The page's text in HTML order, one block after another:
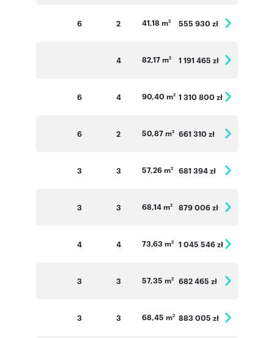
6 2 41,18 m2 555 930 zł
4 82,17 m2 1 191 465 zł
6 4 90,40 m2 1 310 800 zł
6 2 50,87 m2 661 310 zł
3 3 57,26 m2 681 394 zł
3 3 68,14 m2 879 006 zł
4 4 73,63 m2 1 045 546 zł
3 3 57,35 m2 682 465 zł
3 3 68,45 m2 883 005 zł